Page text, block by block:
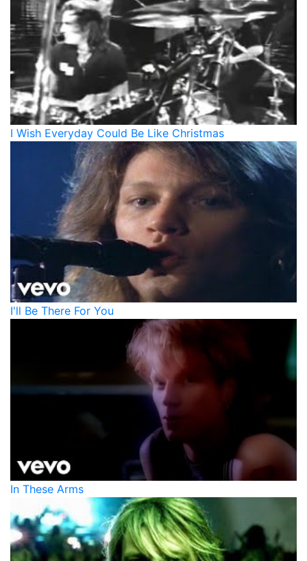
I Wish Everyday Could Be Like Christmas
I'll Be There For You
In These Arms